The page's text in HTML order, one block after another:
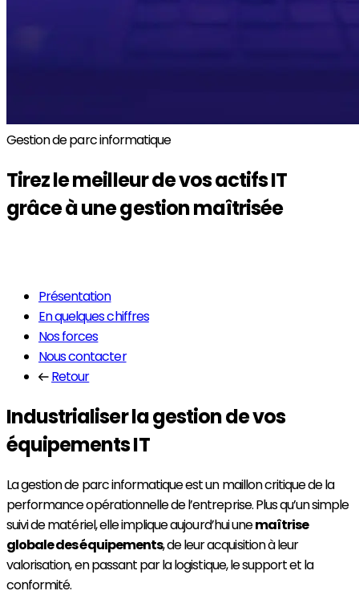
Gestion de parc informatique
Tirez le meilleur de vosactifs IT
grâce à une gestion maîtrisée
Présentation
En quelques chiffres
Nos forces
Nous contacter
Retour
Industrialiser la gestion de vos
équipements IT
La gestion de parc informatique est un maillon critique de la
performance opérationnelle de l’entreprise. Plus qu’un simple
suivi de matériel, elle implique aujourd’hui unemaîtrise
globale des équipements, de leur acquisition à leur
valorisation, en passant par la logistique, le support et la
conformité.